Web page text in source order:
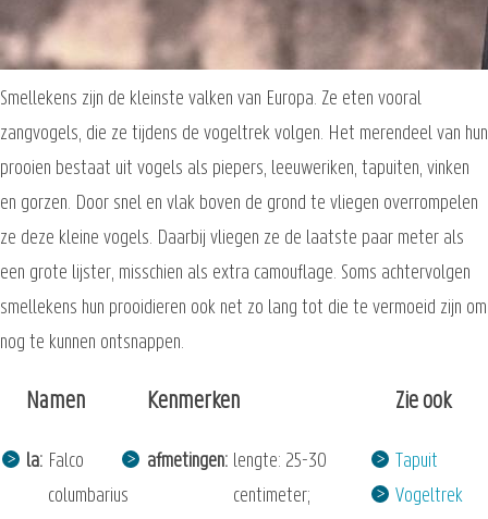
Smellekens zijn de kleinste valken van Europa. Ze eten vooral
zangvogels, die ze tijdens de vogeltrek volgen. Het merendeel van hun
prooien bestaat uit vogels als piepers, leeuweriken, tapuiten, vinken
en gorzen. Door snel en vlak boven de grond te vliegen overrompelen
ze deze kleine vogels. Daarbij vliegen ze de laatste paar meter als
een grote lijster, misschien als extra camouflage. Soms achtervolgen
smellekens hun prooidieren ook net zo lang tot die te vermoeid zijn om
nog te kunnen ontsnappen.
Namen
la Falco
columbarius
Kenmerken
afmetingen lengte: 25-30
centimeter;
Zie ook
Tapuit
Vogeltrek